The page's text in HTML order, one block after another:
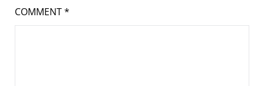
COMMENT*